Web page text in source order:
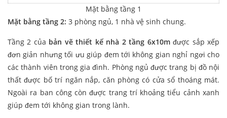
Mặt bằng tầng 1
Mặt bằng tầng 2: 3 phòng ngủ, 1 nhà vệ sinh chung.
Tầng 2 của bản vẽ thiết kế nhà 2 tầng 6x10mđược sắp xếp
đơn giản nhưng tối ưu giúp đem tới không gian nghỉ ngơi cho
các thành viên trong gia đình. Phòng ngủ được trang bị đồ nội
thất được bố trí ngăn nắp, căn phòng có cửa sổ thoáng mát.
Ngoài ra ban công còn được trang trí khoảng tiểu cảnh xanh
giúp đem tới không gian trong lành.